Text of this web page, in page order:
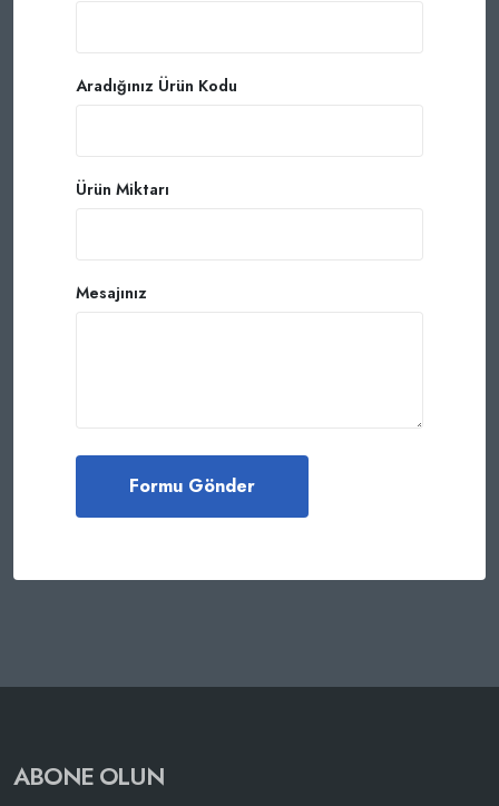
Aradığınız Ürün Kodu
Ürün Miktarı
Mesajınız
ABONE OLUN